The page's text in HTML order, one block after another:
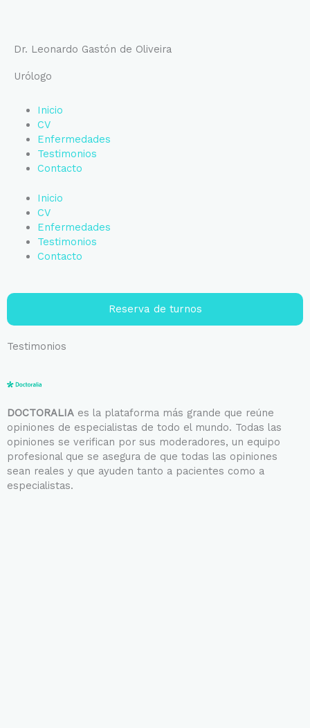
Dr. Leonardo Gastón de Oliveira
Urólogo
Inicio
CV
Enfermedades
Testimonios
Contacto
Inicio
CV
Enfermedades
Testimonios
Contacto
Reserva de turnos
Testimonios
DOCTORALIA es la plataforma más grande que reúne
opiniones de especialistas de todo el mundo. Todas las
opiniones se verifican por sus moderadores, un equipo
profesional que se asegura de que todas las opiniones
sean reales y que ayuden tanto a pacientes como a
especialistas.